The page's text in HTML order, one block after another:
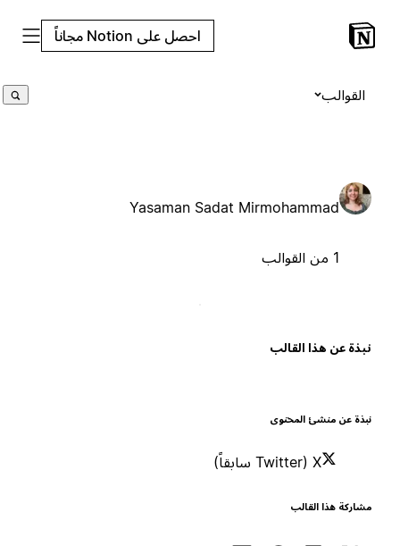
احصل على Notion مجاناً
القوالب
Yasaman Sadat Mirmohammad
عن هذا القالب
عن منشئ المحتوى
هذا القالب